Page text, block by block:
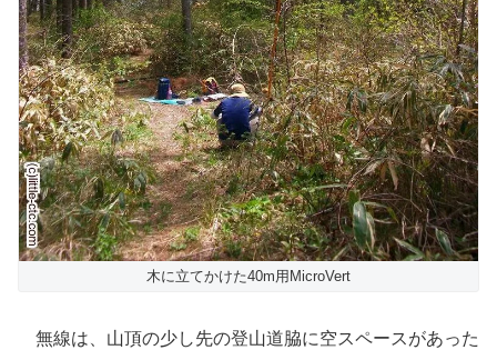
木に立てかけた40m用MicroVert
無線は、山頂の少し先の登山道脇に空スペースがあった